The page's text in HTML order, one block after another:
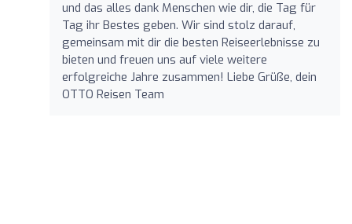
und das alles dank Menschen wie dir, die Tag für
Tag ihr Bestes geben. Wir sind stolz darauf,
gemeinsam mit dir die besten Reiseerlebnisse zu
bieten und freuen uns auf viele weitere
erfolgreiche Jahre zusammen! Liebe Grüße, dein
OTTO Reisen Team